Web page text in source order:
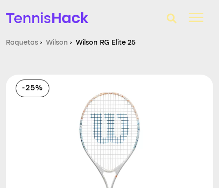
TennisHack
Raquetas de tenis
Zapatillas
Comparador
Consultorio
Raquetas › Wilson › Wilson RG Elite 25
-25%